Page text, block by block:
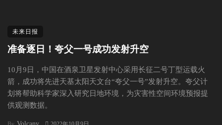
未来日报
准备逐日！夸父一号成功发射升空
10月9日，中国在酒泉卫星发射中心采用长征二号丁型运载火
箭，成功将先进天基太阳天文台“夸父一号”发射升空。夸父计
划将帮助科学家深入研究日地环境，为灾害性空间环境预报提
供观测数据。